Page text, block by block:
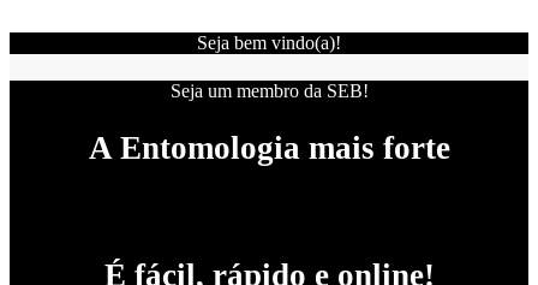
Seja bem vindo(a)!
Seja um membro da SEB!
A Entomologia mais forte
É fácil, rápido e online!